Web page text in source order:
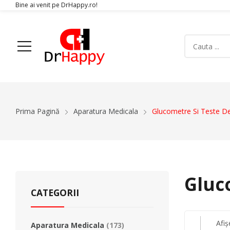
Bine ai venit pe DrHappy.ro!
Electrocardiografe
Orteze
Orteze
Prima Pagină Aparatura Medicala Glucometre Si Teste
CATEGORII
Aparatura Medicala (173)